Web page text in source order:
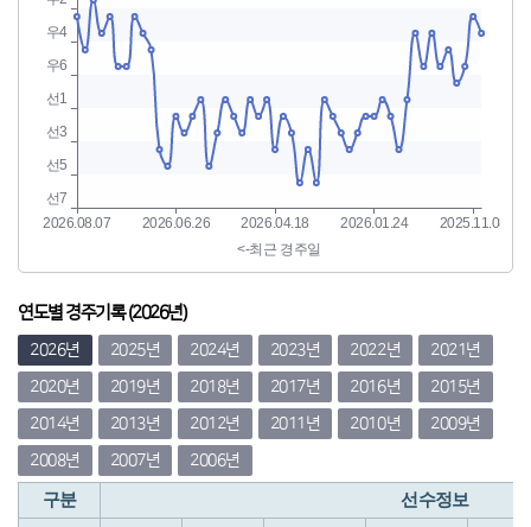
연도별 경주기록 (2026년)
2026년 2025년 2024년 2023년 2022년
2021년
2020년
2019년 2018년 2017년 2016년
2015년
2014년
2013년 2012년 2011년 2010년
2009년
2008년
2007년 2006년
구분 선수정보